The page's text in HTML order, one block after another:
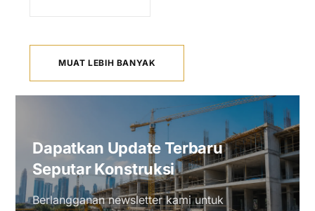
MUAT LEBIH BANYAK
Dapatkan Update Terbaru
Seputar Konstruksi
Berlangganan newsletter kami untuk